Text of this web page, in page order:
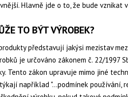
Hlavně jde o to, že bude vznikat
TO BÝT VÝROBEK?
představují jakýsi mezistav
je určováno zákonem č. 22/1997
Tento zákon upravuje mimo jiné
například "...podmínek používání,